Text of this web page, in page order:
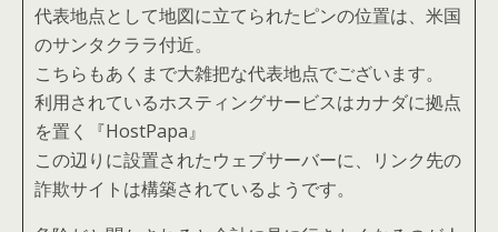
代表地点として地図に立てられたピンの位置は、米国
のサンタクララ付近。
こちらもあくまで大雑把な代表地点でございます。
利用されているホスティングサービスはカナダに拠点
を置く『HostPapa』
この辺りに設置されたウェブサーバーに、リンク先の
詐欺サイトは構築されているようです。